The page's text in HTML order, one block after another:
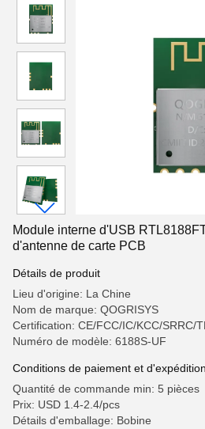
Module interne d'USB
d'antenne de carte PCB
Détails de produit
Lieu d'origine: La Chine
Nom de marque: QOGRISYS
Certification: CE/FCC/IC/KCC/SRRC/
Numéro de modèle: 6188S-UF
Conditions de paiement et d'expédition
Quantité de commande min: 5 pièces
Prix: USD 1.4-2.4/pcs
Détails d'emballage: Bobine